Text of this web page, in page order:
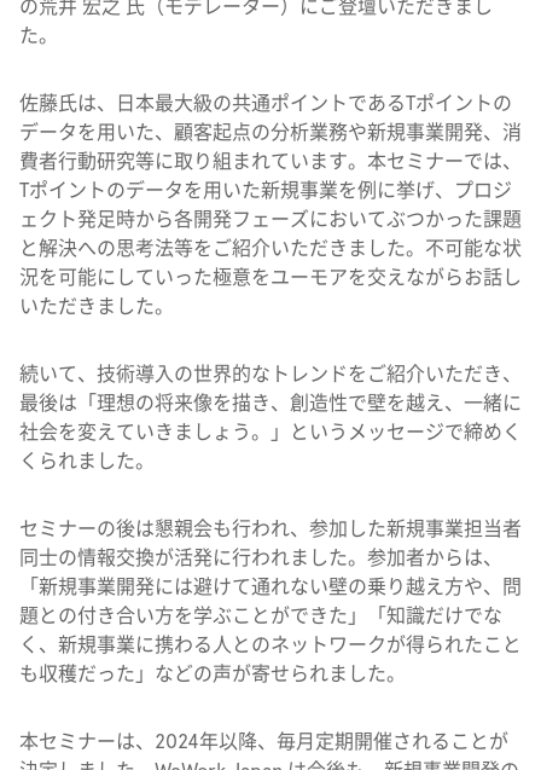
の荒井 宏之 氏（モデレーター）にご登壇いただきまし
た。
佐藤氏は、日本最大級の共通ポイントであるTポイントの
データを用いた、顧客起点の分析業務や新規事業開発、消
費者行動研究等に取り組まれています。本セミナーでは、
Tポイントのデータを用いた新規事業を例に挙げ、プロジ
ェクト発足時から各開発フェーズにおいてぶつかった課題
と解決への思考法等をご紹介いただきました。不可能な状
況を可能にしていった極意をユーモアを交えながらお話し
いただきました。
続いて、技術導入の世界的なトレンドをご紹介いただき、
最後は「理想の将来像を描き、創造性で壁を越え、一緒に
社会を変えていきましょう。」というメッセージで締めく
くられました。
セミナーの後は懇親会も行われ、参加した新規事業担当者
同士の情報交換が活発に行われました。参加者からは、
「新規事業開発には避けて通れない壁の乗り越え方や、問
題との付き合い方を学ぶことができた」「知識だけでな
く、新規事業に携わる人とのネットワークが得られたこと
も収穫だった」などの声が寄せられました。
本セミナーは、2024年以降、毎月定期開催されることが